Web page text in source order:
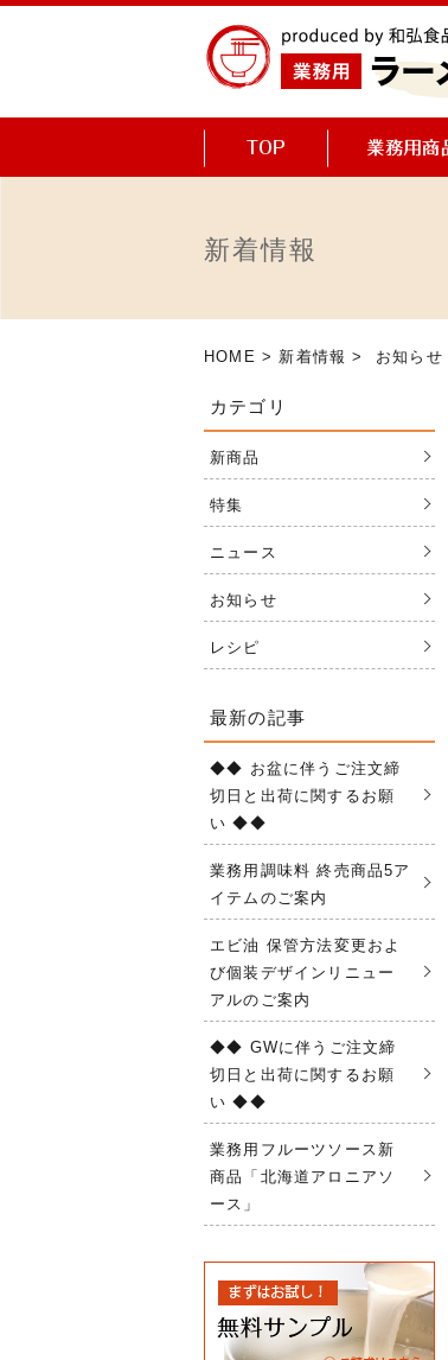
新着情報
HOME > 新着情報 > お知らせ
カテゴリ
新商品
特集
ニュース
お知らせ
レシピ
最新の記事
◆◆ お盆に伴うご注文締
切日と出荷に関するお願
い ◆◆
業務用調味料 終売商品5ア
イテムのご案内
エビ油 保管方法変更およ
び個装デザインリニュー
アルのご案内
◆◆ GWに伴うご注文締
切日と出荷に関するお願
い ◆◆
業務用フルーツソース新
商品「北海道アロニアソ
ース」